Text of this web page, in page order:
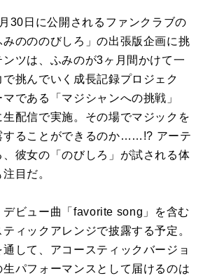
30日に公開されるファンクラブの
のののびしろ」の出張版企画に挑
ツは、ふみのが3ヶ月間かけて一
挑んでいく成長記録プロジェク
マである「マジシャンへの挑戦」
生配信で実施。その場でマジックを
することができるのか……!? アーテ
、彼女の「のびしろ」が試される体
目だ。
デビュー曲「favorite song」を含む
ィックアレンジで披露する予定。
して、アコースティックバージョ
生パフォーマンスとして届けるのは